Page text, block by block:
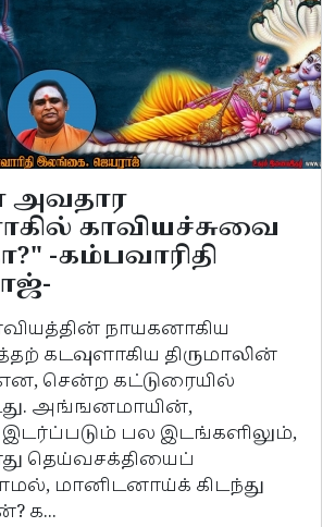
அவதார
காவியச்சுவை
-கம்பவாரிதி
நாயகனாகிய
கடவுளாகிய திருமாலின்
சென்ற கட்டுரையில்
அங்ஙனமாயின்,
இடர்ப்படும் பல இடங்களிலும்,
தெய்வசக்தியைப்
மானிடனாய்க் கிடந்து
க...